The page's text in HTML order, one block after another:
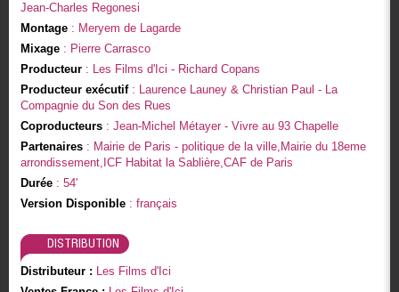
Jean-Charles Regonesi
Montage: Meryem de Lagarde
Mixage: Pierre Carrasco
Producteur: Les Films d'Ici - Richard Copans
Producteur exécutif: Laurence Launey & Christian Paul - La
Compagnie du Son des Rues
Coproducteurs: Jean-Michel Métayer - Vivre au 93 Chapelle
Partenaires: Mairie de Paris - politique de la ville,Mairie du 18eme
arrondissement,ICF Habitat la Sablière,CAF de Paris
Durée: 54'
Version Disponible: français
DISTRIBUTION
Distributeur : Les Films d'Ici